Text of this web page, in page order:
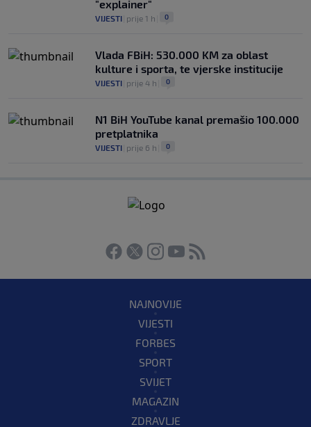
"explainer"
VIJESTI prije 1 h 0
Vlada FBiH: 530.000 KM za oblast
kulture i sporta, te vjerske institucije
VIJESTI prije 4 h 0
N1 BiH YouTube kanal premašio 100.000
pretplatnika
VIJESTI prije 6 h 0
NAJNOVIJE
VIJESTI
FORBES
SPORT
SVIJET
MAGAZIN
ZDRAVLJE